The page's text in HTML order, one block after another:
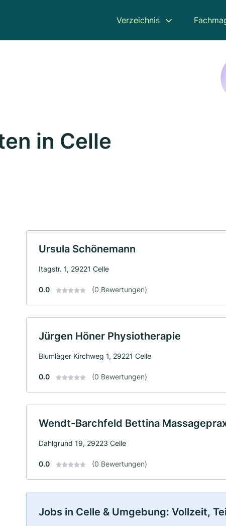
Verzeichnis
in Celle
Ursula Schönemann
Itagstr. 1, 29221 Celle
0.0 (0 Bewertungen)
Jürgen Höner Physiotherapie
Blumläger Kirchweg 1, 29221 Celle
0.0 (0 Bewertungen)
Wendt-Barchfeld Bettina
Dahlgrund 19, 29223 Celle
0.0 (0 Bewertungen)
Jobs in Celle & Umgebung: Vollzeit,